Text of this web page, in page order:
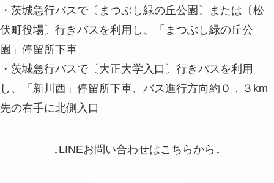
・茨城急行バスで〔まつぶし緑の丘公園〕または〔松
伏町役場〕行きバスを利用し、「まつぶし緑の丘公
園」停留所下車
・茨城急行バスで〔大正大学入口〕行きバスを利用
し、「新川西」停留所下車、バス進行方向約０．３km
先の右手に北側入口
↓LINEお問い合わせはこちらから↓